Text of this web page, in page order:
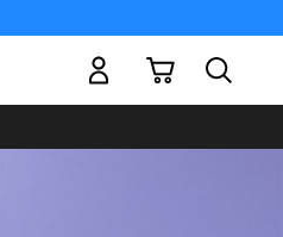
Mi carrito